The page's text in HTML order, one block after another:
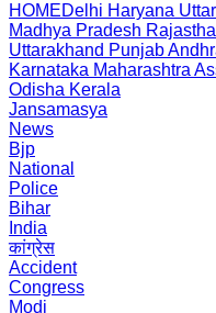
HOMEDelhi Haryana
Madhya Pradesh
Uttarakhand Punjab
Karnataka Maharashtra
Odisha Kerala
Jansamasya
News
Bjp
National
Police
Bihar
India
कांग्रेस
Accident
Congress
Modi